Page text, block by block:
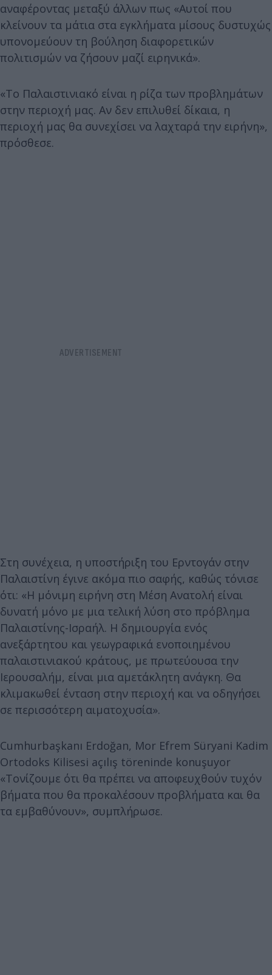
αναφέροντας μεταξύ άλλων πως «Αυτοί που
κλείνουν τα μάτια στα εγκλήματα μίσους δυστυχώς
υπονομεύουν τη βούληση διαφορετικών
πολιτισμών να ζήσουν μαζί ειρηνικά».
«Το Παλαιστινιακό είναι η ρίζα των προβλημάτων
στην περιοχή μας. Αν δεν επιλυθεί δίκαια, η
περιοχή μας θα συνεχίσει να λαχταρά την ειρήνη»,
πρόσθεσε.
Στη συνέχεια, η υποστήριξη του Ερντογάν στην
Παλαιστίνη έγινε ακόμα πιο σαφής, καθώς τόνισε
ότι: «Η μόνιμη ειρήνη στη Μέση Ανατολή είναι
δυνατή μόνο με μια τελική λύση στο πρόβλημα
Παλαιστίνης-Ισραήλ. Η δημιουργία ενός
ανεξάρτητου και γεωγραφικά ενοποιημένου
παλαιστινιακού κράτους, με πρωτεύουσα την
Ιερουσαλήμ, είναι μια αμετάκλητη ανάγκη. Θα
κλιμακωθεί ένταση στην περιοχή και να οδηγήσει
σε περισσότερη αιματοχυσία».
Cumhurbaşkanı Erdoğan, Mor Efrem Süryani Kadim
Ortodoks Kilisesi açılış töreninde konuşuyor
«Τονίζουμε ότι θα πρέπει να αποφευχθούν τυχόν
βήματα που θα προκαλέσουν προβλήματα και θα
τα εμβαθύνουν», συμπλήρωσε.